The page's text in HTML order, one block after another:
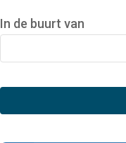
In de buurt van